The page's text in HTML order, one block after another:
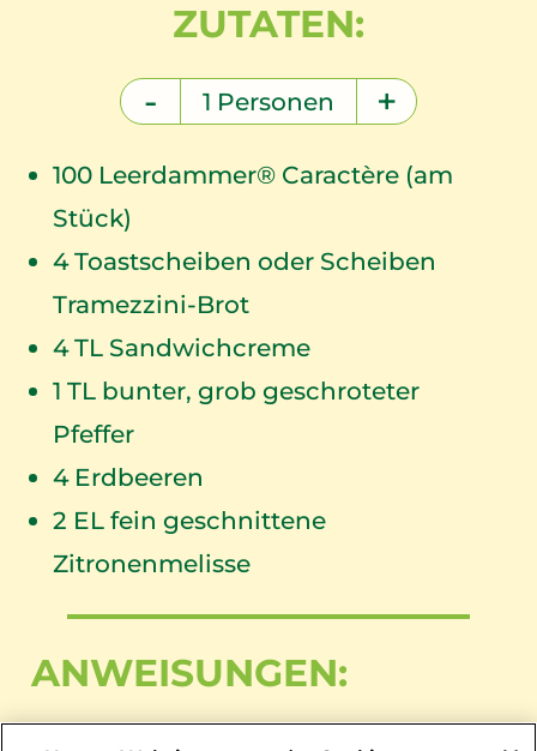
ZUTATEN:
- 1 Personen +
100Leerdammer® Caractère (am
Stück)
4Toastscheiben oder Scheiben
Tramezzini-Brot
4TL Sandwichcreme
1 TL bunter, grob geschroteter
Pfeffer
4Erdbeeren
2 EL fein geschnittene
Zitronenmelisse
ANWEISUNGEN: